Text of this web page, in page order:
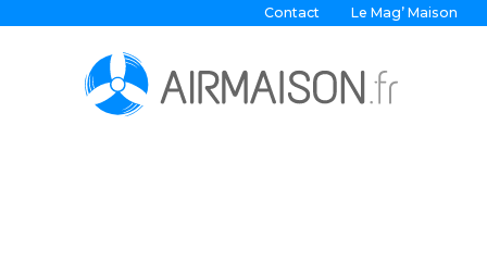
Contact Le Mag’ Maison